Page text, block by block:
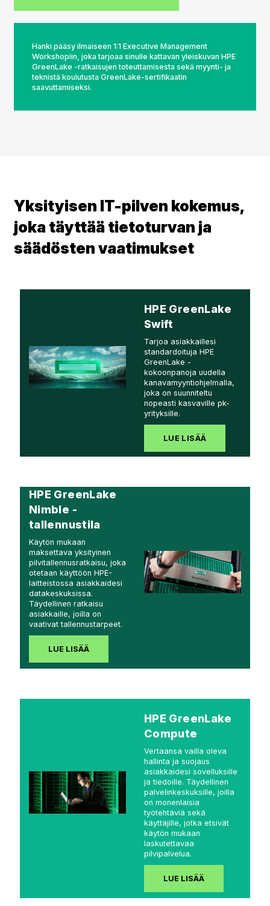
Hanki pääsy ilmaiseen 1:1 Executive Management
Workshopiin, joka tarjoaa sinulle kattavan yleiskuvan HPE
GreenLake -ratkaisujen toteuttamisesta sekä myynti- ja
teknistä koulutusta GreenLake-sertifikaatin
saavuttamiseksi.
Yksityisen IT-pilven kokemus,
joka täyttää tietoturvan ja
säädösten vaatimukset
HPE GreenLake
Swift
Tarjoa asiakkaillesi
standardoituja HPE
GreenLake -
kokoonpanoja uudella
kanavamyyntiohjelmalla,
joka on suunniteltu
nopeasti kasvaville pk-
yrityksille.
LUE LISÄÄ
HPE GreenLake
Nimble -
tallennustila
Käytön mukaan
maksettava yksityinen
pilvitallennusratkaisu, joka
otetaan käyttöön HPE-
laitteistossa asiakkaidesi
datakeskuksissa.
Täydellinen ratkaisu
asiakkaille, joilla on
vaativat tallennustarpeet.
LUE LISÄÄ
HPE GreenLake
Compute
Vertaansa vailla oleva
hallinta ja suojaus
asiakkaidesi sovelluksille
ja tiedoille. Täydellinen
palvelinkeskuksille, joilla
on monenlaisia
työtehtäviä sekä
käyttäjille, jotka etsivät
käytön mukaan
laskutettavaa
pilvipalvelua.
LUE LISÄÄ